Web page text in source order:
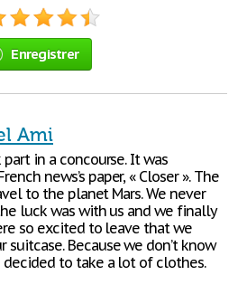
Enregistrer
Ami
in a concourse. It was
news’s paper, « Closer ». The
to the planet Mars. We never
luck was with us and we finally
so excited to leave that we
Because we don’t know
to take a lot of clothes.